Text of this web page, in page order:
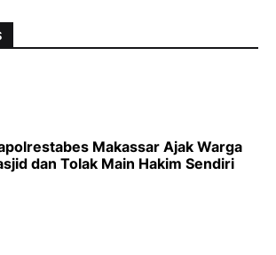
Makassar Ajak Warga
dan Tolak Main Hakim Sendiri